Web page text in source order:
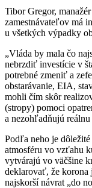
Tibor Gregor,
zamestnávateľov má
u všetkých výpadky
„Vláda by mala čo
nebrzdiť investície v
potrebné zmeniť a
obstarávanie, EIA,
mohli čím skôr
(stropy) pomoci
a nezohľadňujú
Podľa neho je
atmosféru vo vzťahu
vytvárajú vo väčšine
deklarovať, že korona
najskorší návrat „do